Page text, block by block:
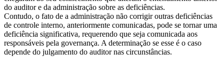
do auditor e da administração sobre as deficiências.
Contudo, o fato de a administração não corrigir outras deficiências
de controle interno, anteriormente comunicadas, pode se tornar uma
deficiência significativa, requerendo que seja comunicada aos
responsáveis pela governança. A determinação se esse é o caso
depende do julgamento do auditor nas circunstâncias.